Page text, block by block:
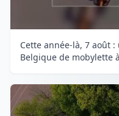
Cette année-là, 7 août
Belgique de mobylette